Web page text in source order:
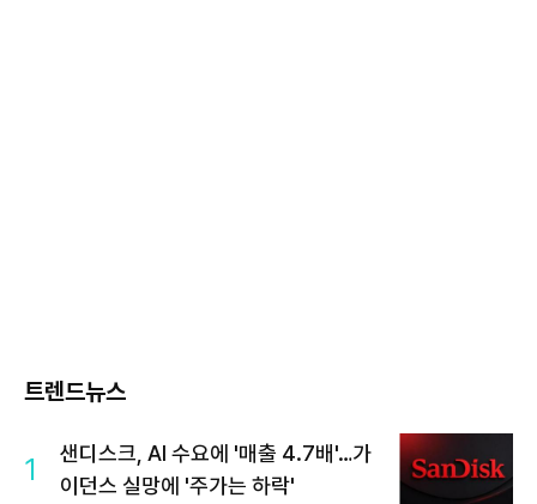
트렌드뉴스
1
샌디스크, AI 수요에 '매출 4.7배'…가
이던스 실망에 '주가는 하락'